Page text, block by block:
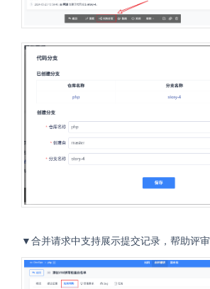
▼合并请求中支持展示提交记录，帮助评审